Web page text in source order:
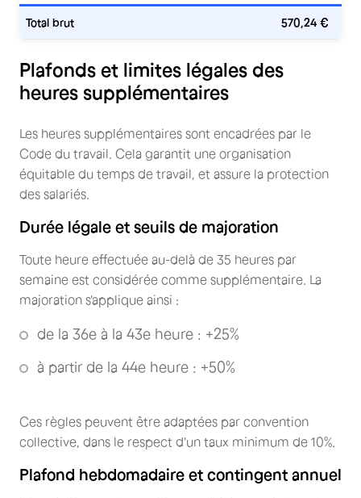
Total brut 570,24 €
Plafonds et limites légales des
heures supplémentaires
Les heures supplémentaires sont encadrées par le
Code du travail. Cela garantit une organisation
équitable du temps de travail, et assure la protection
des salariés.
Durée légale et seuils de majoration
Toute heure effectuée au-delà de 35 heures par
semaine est considérée comme supplémentaire. La
majoration s'applique ainsi :
de la 36e à la 43e heure : +25%
à partir de la 44e heure : +50%
Ces règles peuvent être adaptées par convention
collective, dans le respect d'un taux minimum de 10%.
Plafond hebdomadaire et contingent annuel